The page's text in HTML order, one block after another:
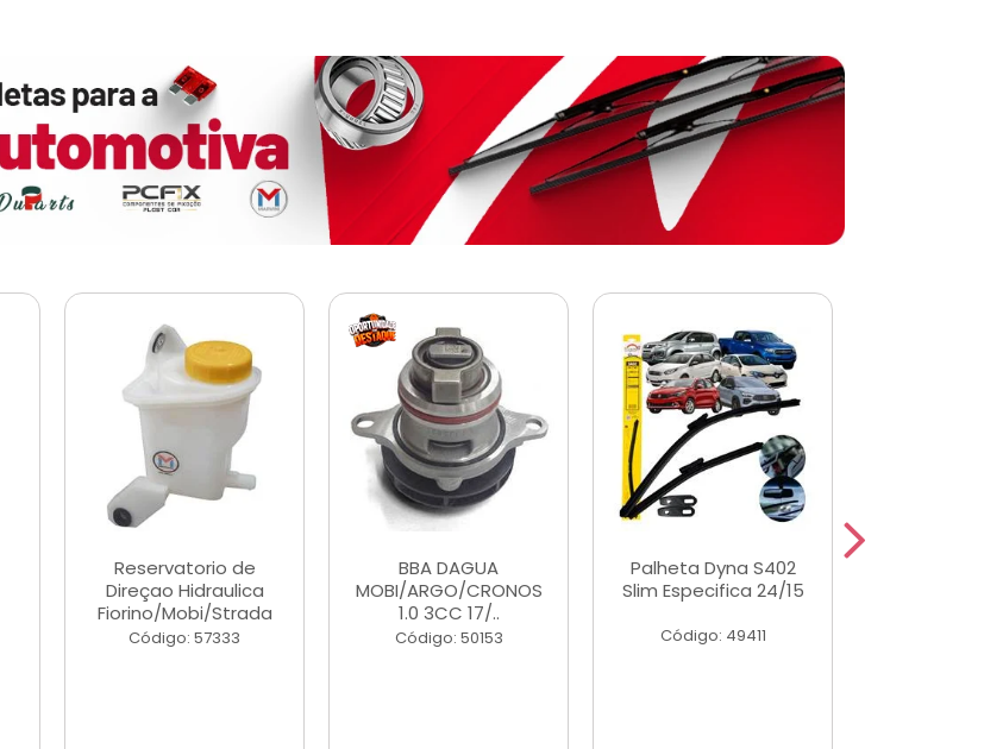
Reservatorio de
Direçao Hidraulica
Fiorino/Mobi/Strada
Código: 57333
BBA DAGUA
MOBI/ARGO/CRONOS
1.0 3CC 17/..
Código: 50153
Palheta Dyna S402
Slim Especifica 24/15
Código: 49411